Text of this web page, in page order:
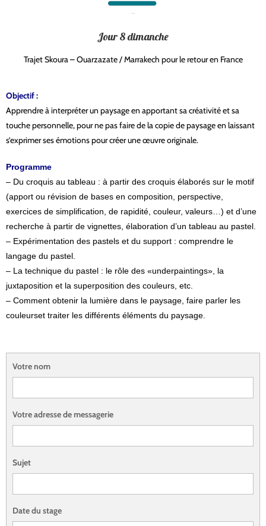
Jour 8 dimanche
Trajet Skoura – Ouarzazate / Marrakech pour le retour en France
Objectif :
Apprendre à interpréter un paysage en apportant sa créativité et sa
touche personnelle, pour ne pas faire de la copie de paysage en laissant
s’exprimer ses émotions pour créer une œuvre originale.
Programme
– Du croquis au tableau : à partir des croquis élaborés sur le motif
(apport ou révision de bases en composition, perspective,
exercices de simplification, de rapidité, couleur, valeurs…) et d’une
recherche à partir de vignettes, élaboration d’un tableau au pastel.
– Expérimentation des pastels et du support : comprendre le
langage du pastel.
– La technique du pastel : le rôle des «underpaintings», la
juxtaposition et la superposition des couleurs, etc.
– Comment obtenir la lumière dans le paysage, faire parler les
couleurset traiter les différents éléments du paysage.
Votre nom
Votre adresse de messagerie
Sujet
Date du stage